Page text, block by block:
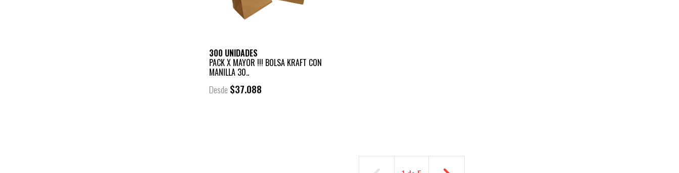
300 UNIDADES
PACK X MAYOR !!! BOLSA KRAFT CON
MANILLA 30..
Desde $37.088